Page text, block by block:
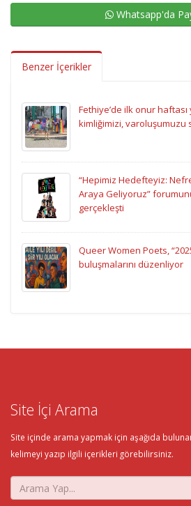
Whatsapp'da
Benzer İçerikler
Fethiye’de ilk onur haftası
kimliğimizi, varoluşumuzu
“Hepimiz Hedefteyiz:
Araya Geliyoruz”
gerçekleşti
Queer Women Poets,
buluşmalarını düzenliyor
Site İçi Arama
Site içinde arama yapmak için aşağıda
kelimeyi yazıp ilgili içerikleri görebilirsiniz.